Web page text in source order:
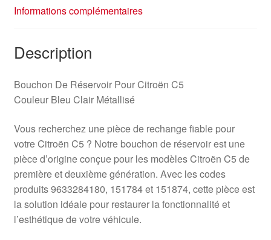
Informations complémentaires
Description
Bouchon De Réservoir Pour Citroën C5
Couleur Bleu Clair Métallisé
Vous recherchez une pièce de rechange fiable pour
votre Citroën C5 ? Notre bouchon de réservoir est une
pièce d’origine conçue pour les modèles Citroën C5 de
première et deuxième génération. Avec les codes
produits 9633284180, 151784 et 151874, cette pièce est
la solution idéale pour restaurer la fonctionnalité et
l’esthétique de votre véhicule.